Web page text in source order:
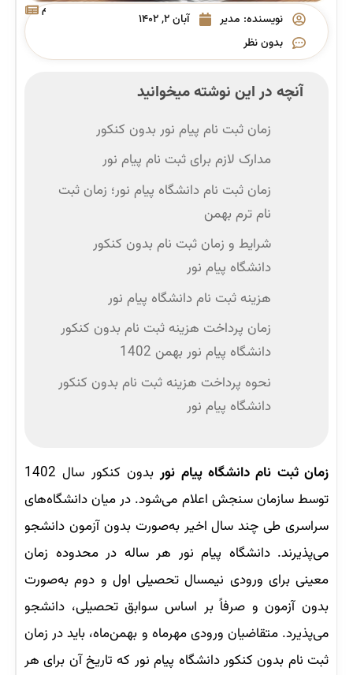
نویسنده: مدیر
آبان ۲, ۱۴۰۲
بدون نظر
پیام
آنچه در این نوشته میخوانید
زمان ثبت نام پیام نور بدون کنکور
مدارک لازم برای ثبت نام پیام نور
زمان ثبت نام دانشگاه پیام نور؛ زمان ثبت
نام ترم بهمن
شرایط و زمان ثبت نام بدون کنکور
دانشگاه پیام نور
هزینه ثبت نام دانشگاه پیام نور
زمان پرداخت هزینه ثبت نام بدون کنکور
دانشگاه پیام نور بهمن 1402
نحوه پرداخت هزینه ثبت نام بدون کنکور
دانشگاه پیام نور
زمان ثبت نام دانشگاه پیام نور
بدون کنکور سال 1402
توسط سازمان سنجش اعلام می‌شود. در میان دانشگاه‌های
سراسری طی چند سال اخیر به‌صورت بدون آزمون دانشجو
می‌پذیرند. دانشگاه پیام نور هر ساله در محدوده زمان
معینی برای ورودی نیمسال تحصیلی اول و دوم به‌صورت
بدون آزمون و صرفاً بر اساس سوابق تحصیلی، دانشجو
می‌پذیرد. متقاضیان ورودی مهرماه و بهمن‌ماه، باید در زمان
ثبت نام بدون کنکور دانشگاه پیام نور که تاریخ آن برای هر